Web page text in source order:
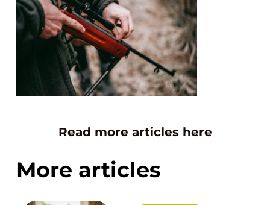
Read more articles here
More articles